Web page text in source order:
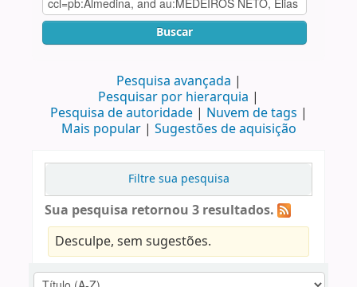
Buscar
Pesquisa avançada
Pesquisar por hierarquia
Pesquisa de autoridade
Nuvem de tags
Mais popular
Sugestões de aquisição
Filtre sua pesquisa
Sua pesquisa retornou 3 resultados.
Desculpe, sem sugestões.